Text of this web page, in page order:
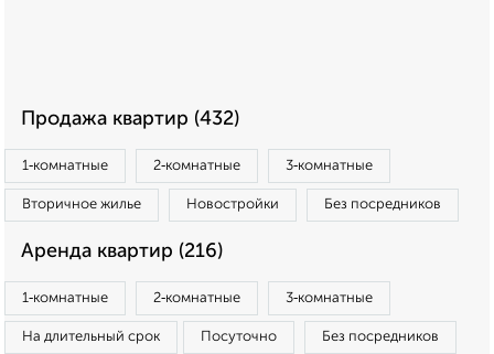
Продажа квартир (432)
1‑комнатные 2‑комнатные 3‑комнатные
Вторичное жилье Новостройки Без посредников
Аренда квартир (216)
1‑комнатные 2‑комнатные 3‑комнатные
На длительный срок Посуточно Без посредников